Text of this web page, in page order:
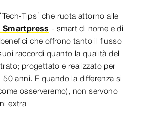
Tips’ che ruota attorno alle
Smartpress - smart di nome e di
che offrono tanto il flusso
raccordi quanto la qualità del
progettato e realizzato per
anni. E quando la differenza si
osserveremo), non servono
extra